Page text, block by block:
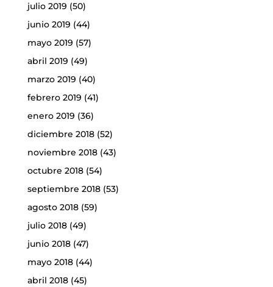
julio 2019 (50)
junio 2019 (44)
mayo 2019 (57)
abril 2019 (49)
marzo 2019 (40)
febrero 2019 (41)
enero 2019 (36)
diciembre 2018(52)
noviembre 2018(43)
octubre 2018(54)
septiembre 2018(53)
agosto 2018(59)
julio 2018(49)
junio 2018(47)
mayo 2018(44)
abril 2018(45)